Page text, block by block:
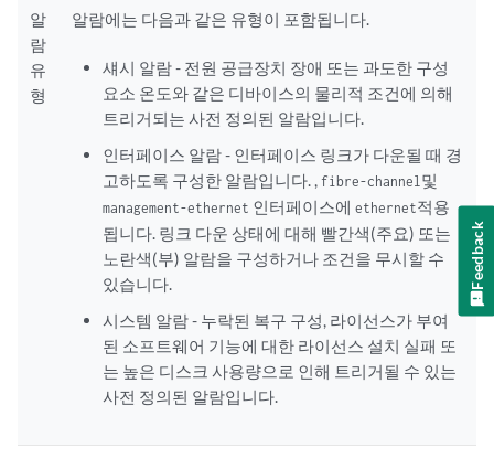
알
람
유
형
알람에는 다음과 같은 유형이 포함됩니다.
섀시 알람 - 전원 공급장치 장애 또는 과도한 구성
요소 온도와 같은 디바이스의 물리적 조건에 의해
트리거되는 사전 정의된 알람입니다.
인터페이스 알람 - 인터페이스 링크가 다운될 때 경
고하도록 구성한 알람입니다. ,fibre-channel 및
management-ethernet 인터페이스에 ethernet적용
됩니다. 링크 다운 상태에 대해 빨간색(주요) 또는
노란색(부) 알람을 구성하거나 조건을 무시할 수
있습니다.
시스템 알람 - 누락된 복구 구성, 라이선스가 부여
된 소프트웨어 기능에 대한 라이선스 설치 실패 또
는 높은 디스크 사용량으로 인해 트리거될 수 있는
사전 정의된 알람입니다.
Feedback